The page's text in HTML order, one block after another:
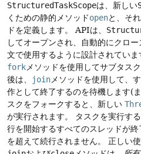
StructuredTaskScopeは、新しい
くための静的メソッドopenと、そ
ドを定義します。
APIは、
してオープンされ、自動的にクロー
文で使用するように設計されていま
fork メソッドを使用してサブタス
後は、
join メソッドを使用して、
作として終了するのを待機します(
スクをフォークすると、新しい
が実行されます。
タスクを実行す
行を開始するすべてのスレッドが終
を超えて続行されません。
正しい